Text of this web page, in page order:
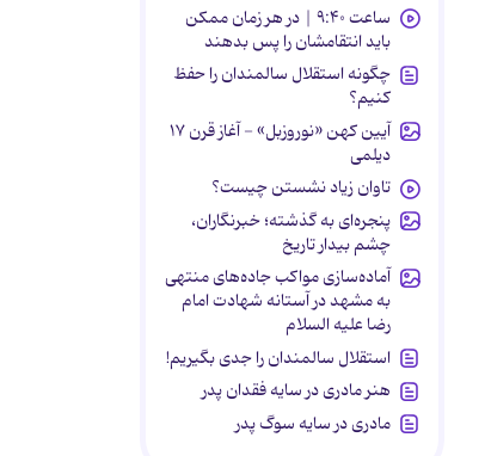
ساعت ۹:۴۰ | در هر زمان ممکن
باید انتقامشان را پس بدهند
چگونه استقلال سالمندان را حفظ
کنیم؟
آیین کهن «نوروزبل» - آغاز قرن ۱۷
دیلمی
تاوان زیاد نشستن چیست؟
پنجره‌ای به گذشته؛ خبرنگاران،
چشم بیدار تاریخ
آماده‌سازی مواکب جاده‌های منتهی
به مشهد در آستانه شهادت امام
رضا علیه السلام
استقلال سالمندان را جدی بگیریم!
هنر مادری در سایه‌ فقدان پدر
مادری در سایه سوگ پدر